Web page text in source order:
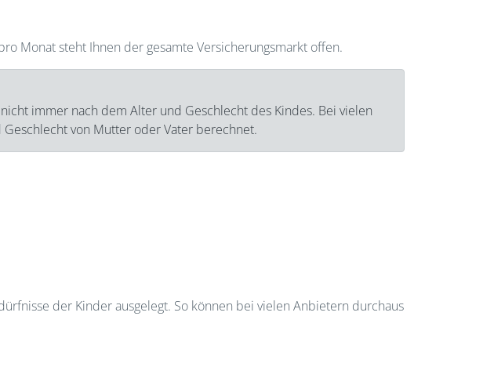
Monat steht Ihnen der gesamte Versicherungsmarkt offen.
immer nach dem Alter und Geschlecht des Kindes. Bei vielen
von Mutter oder Vater berechnet.
der Kinder ausgelegt. So können bei vielen Anbietern durchaus